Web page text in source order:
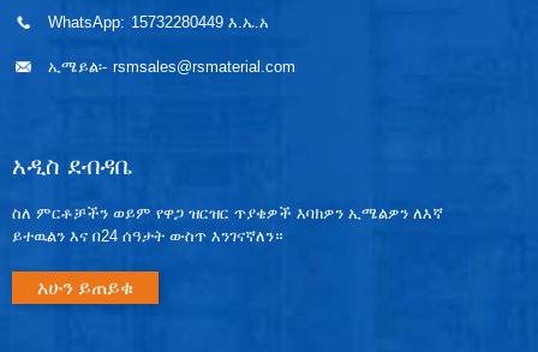
WhatsApp: 15732280449 እ.ኤ.አ
ኢሜይል፡- rsmsales@rsmaterial.com
አዲስ ደብዳቤ
ስለ ምርቶቻችን ወይም የዋጋ ዝርዝር ጥያቄዎች እባክዎን ኢሜልዎን ለእኛ
ይተዉልን እና በ24 ሰዓታት ውስጥ እንገናኛለን።
አሁን ይጠይቁ